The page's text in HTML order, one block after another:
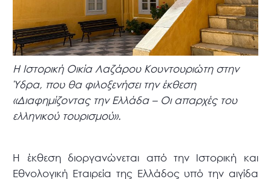
Η Ιστορική Οικία Λαζάρου Κουντουριώτη στην
Ύδρα, που θα φιλοξενήσει την έκθεση
«Διαφημίζοντας την Ελλάδα – Οι απαρχές του
ελληνικού τουρισμού».
Η έκθεση διοργανώνεται από την Ιστορική και
Εθνολογική Εταιρεία της Ελλάδος υπό την αιγίδα